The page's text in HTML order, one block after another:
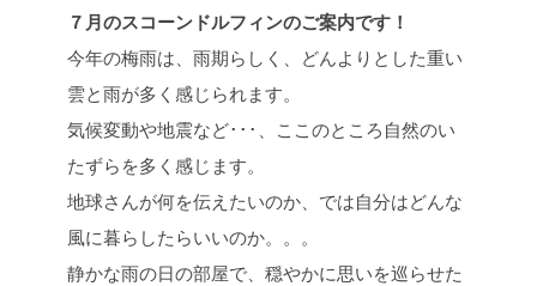
７月のスコーンドルフィンのご案内です！
今年の梅雨は、雨期らしく、どんよりとした重い
雲と雨が多く感じられます。
気候変動や地震など･･･、ここのところ自然のい
たずらを多く感じます。
地球さんが何を伝えたいのか、では自分はどんな
風に暮らしたらいいのか。。。
静かな雨の日の部屋で、穏やかに思いを巡らせた